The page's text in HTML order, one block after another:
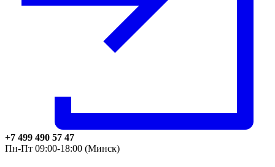
+7 499 490 57 47
Пн-Пт 09:00-18:00 (Минск)